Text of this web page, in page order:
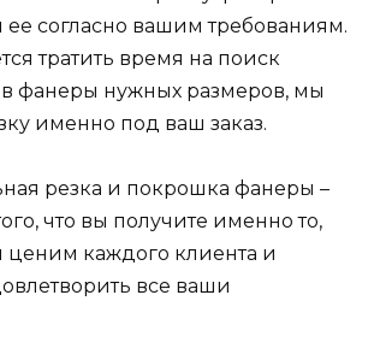
согласно вашим требованиям.
тратить время на поиск
фанеры нужных размеров, мы
именно под ваш заказ.
резка и покрошка фанеры –
что вы получите именно то,
ценим каждого клиента и
все ваши